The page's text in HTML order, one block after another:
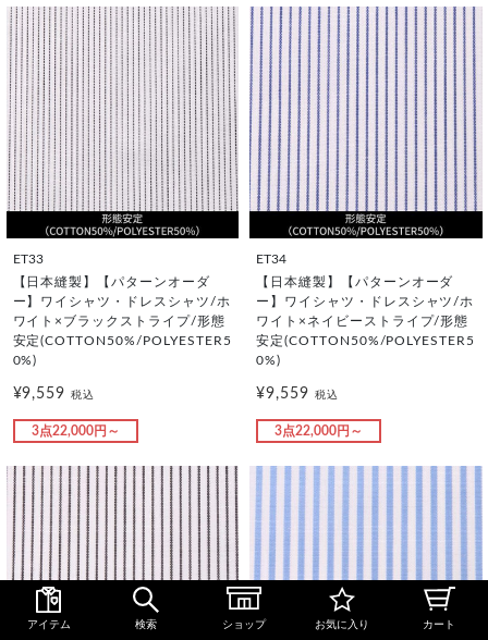
ET33
【日本縫製】【パターンオーダ
ー】ワイシャツ・ドレスシャツ/ホ
ワイト×ブラックストライプ/形態
安定(COTTON50%/POLYESTER5
0%)
¥9,559税込
3点22,000円～
ET34
【日本縫製】【パターンオーダ
ー】ワイシャツ・ドレスシャツ/ホ
ワイト×ネイビーストライプ/形態
安定(COTTON50%/POLYESTER5
0%)
¥9,559 税込
3点22,000円～
アイテム 検索 ショップ お気に入り カート